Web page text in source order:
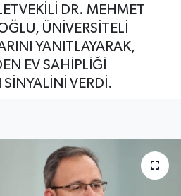
DR. MEHMET
ÜNİVERSİTELİ
YANITLAYARAK,
EV SAHİPLİĞİ
VERDİ.